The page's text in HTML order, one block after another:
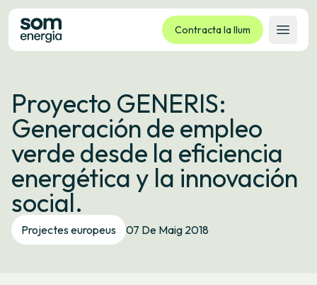
Contracta la llum
Obrir
Tarifes
Serveis
Empreses
La cooperativa
Contacte
Tràmits
Oficina virtual
Proyecto GENERIS:
Generación de empleo
verde desde la eficiencia
energética y la innovación
social.
Projectes europeus 07 De Maig 2018